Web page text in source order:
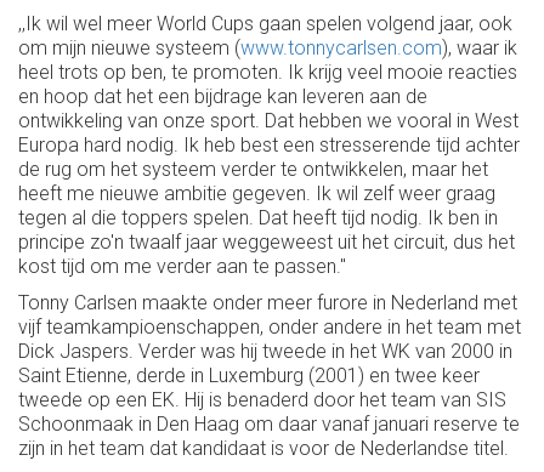
,,Ik wil wel meer World Cups gaan spelen volgend jaar, ook
om mijn nieuwe systeem (www.tonnycarlsen.com), waar ik
heel trots op ben, te promoten. Ik krijg veel mooie reacties
en hoop dat het een bijdrage kan leveren aan de
ontwikkeling van onze sport. Dat hebben we vooral in West
Europa hard nodig. Ik heb best een stresserende tijd achter
de rug om het systeem verder te ontwikkelen, maar het
heeft me nieuwe ambitie gegeven. Ik wil zelf weer graag
tegen al die toppers spelen. Dat heeft tijd nodig. Ik ben in
principe zo'n twaalf jaar weggeweest uit het circuit, dus het
kost tijd om me verder aan te passen.''
Tonny Carlsen maakte onder meer furore in Nederland met
vijf teamkampioenschappen, onder andere in het team met
Dick Jaspers. Verder was hij tweede in het WK van 2000 in
Saint Etienne, derde in Luxemburg (2001) en twee keer
tweede op een EK. Hij is benaderd door het team van SIS
Schoonmaak in Den Haag om daar vanaf januari reserve te
zijn in het team dat kandidaat is voor de Nederlandse titel.